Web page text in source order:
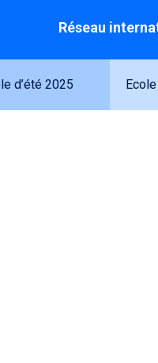
Réseau
d’été 2025